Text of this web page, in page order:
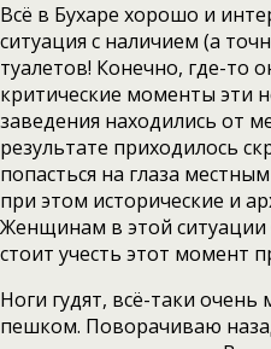
Всё в Бухаре хорошо и
ситуация с наличием (а
туалетов! Конечно, где-то
критические моменты эти
заведения находились от
результате приходилось
попасться на глаза
при этом исторические и
Женщинам в этой ситуации
стоит учесть этот момент
Ноги гудят, всё-таки
пешком. Поворачиваю